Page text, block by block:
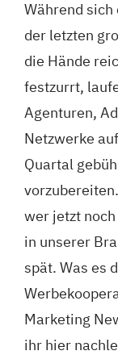
Während
der letzten
die Hände
festzurrt,
Agenturen,
Netzwerke
Quartal
wer jetzt
in unserer
spät. Was es
Marketing
ihr hier